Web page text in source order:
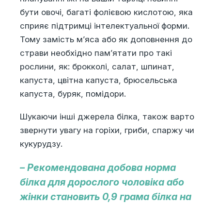
бути овочі, багаті фолієвою кислотою, яка
сприяє підтримці інтелектуальної форми.
Тому замість м’яса або як доповнення до
страви необхідно пам’ятати про такі
рослини, як: брокколі, салат, шпинат,
капуста, цвітна капуста, брюсельська
капуста, буряк, помідори.
Шукаючи інші джерела білка, також варто
звернути увагу на горіхи, гриби, спаржу чи
кукурудзу.
– Рекомендована добова норма
білка для дорослого чоловіка або
жінки становить 0,9 грама білка на